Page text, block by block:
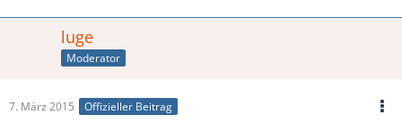
luge
Moderator
7. März 2015 Offizieller Beitrag